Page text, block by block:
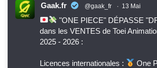
Gaak.fr @gaak_fr · 13 Mai
"ONE PIECE" DÉPASSE
dans les VENTES de Toei
2025 - 2026 :
Licences internationales :
One